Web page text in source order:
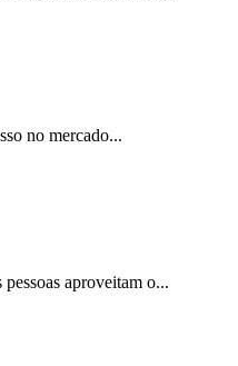
no mercado...
aproveitam o...